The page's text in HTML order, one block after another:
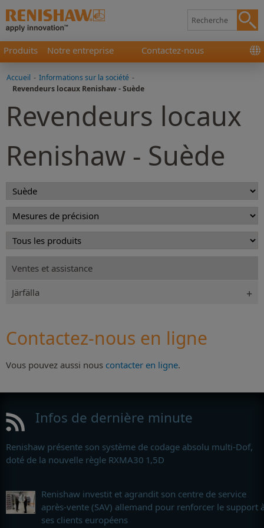
Produits Notre entreprise Contactez-nous
Accueil - Informations sur la société -
Revendeurs locaux Renishaw - Suède
Revendeurs locaux
Renishaw - Suède
Ventes et assistance
Järfälla
Contactez-nous en ligne
Vous pouvez aussi nous contacter en ligne.
Infos de dernière minute
Renishaw présente son système de codage absolu multi-Dof,
doté de la nouvelle règle RXMA30 1,5D
Renishaw investit et agrandit son centre de service
après-vente (SAV) allemand pour renforcer le support
ses clients européens